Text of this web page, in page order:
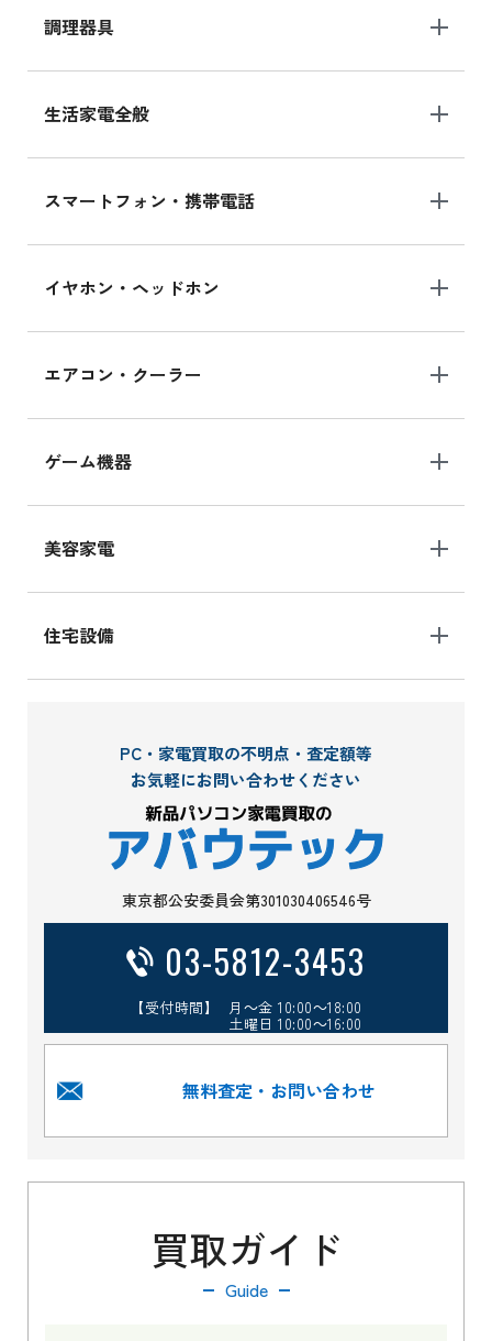
調理器具
生活家電全般
スマートフォン・携帯電話
イヤホン・ヘッドホン
エアコン・クーラー
ゲーム機器
美容家電
住宅設備
PC・家電買取の不明点・査定額等
お気軽にお問い合わせください
東京都公安委員会第301030406546号
03-5812-3453
【受付時間】 月～金 10:00～18:00
土曜日 10:00～16:00
無料査定・お問い合わせ
買取ガイド
Guide